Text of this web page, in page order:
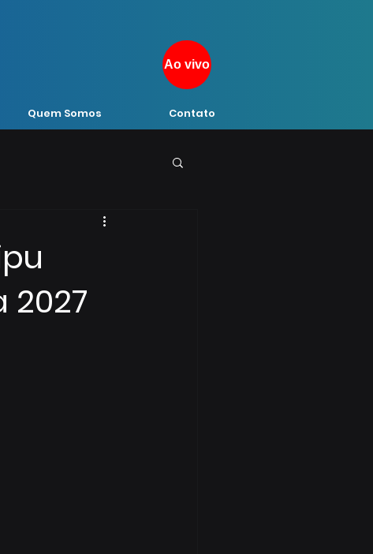
Quem Somos Contato
Ao vivo